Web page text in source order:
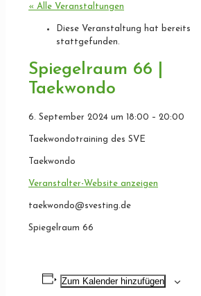
« Alle Veranstaltungen
Diese Veranstaltung hat bereits
stattgefunden.
Spiegelraum 66 |
Taekwondo
6. September 2024 um 18:00 – 20:00
Taekwondotraining des SVE
Taekwondo
Veranstalter-Website anzeigen
taekwondo@svesting.de
Spiegelraum 66
Zum Kalender hinzufügen